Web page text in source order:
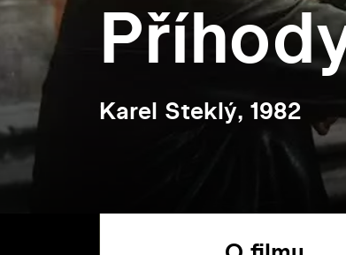
Karel Steklý, 1982